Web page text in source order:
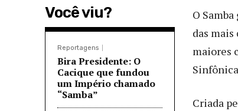
Você viu?
Reportagens
Bira Presidente: O
Cacique que fundou
um Império chamado
“Samba”
O
das
maiores
Criada